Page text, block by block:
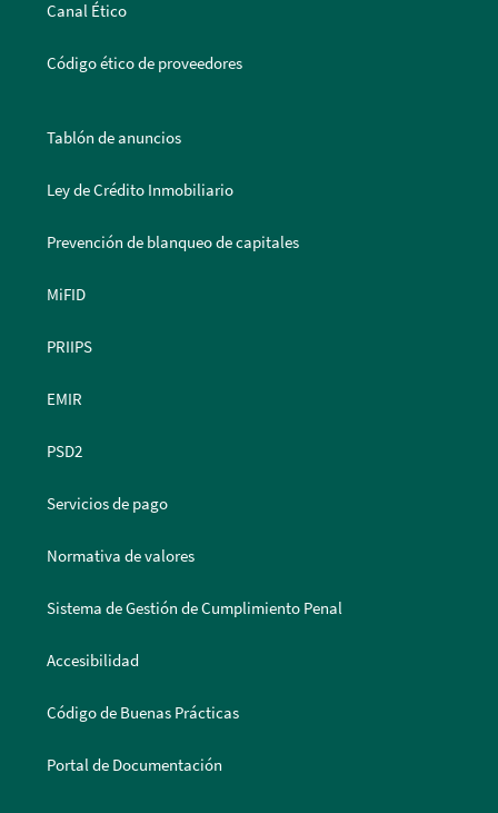
Canal Ético
Código ético de proveedores
Tablón de anuncios
Ley de Crédito Inmobiliario
Prevención de blanqueo de capitales
MiFID
PRIIPS
EMIR
PSD2
Servicios de pago
Normativa de valores
Sistema de Gestión de Cumplimiento Penal
Accesibilidad
Código de Buenas Prácticas
Portal de Documentación